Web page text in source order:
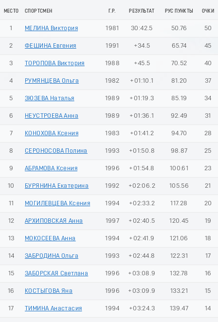
МЕСТО СПОРТСМЕН Г.Р. РЕЗУЛЬТАТ РУС ПУНКТЫ ОЧКИ
1 МЕЛИНА Виктория 1981 30:42.5 50.76 50
2 ФЕШИНА Евгения 1991 +34.5 65.74 45
3 ТОРОПОВА Виктория 1988 +45.5 70.52 40
4 РУМЯНЦЕВА Ольга 1982 +01:10.1 81.20 37
5 ЗЮЗЕВА Наталья 1989 +01:19.3 85.19 34
6 НЕУСТРОЕВА Анна 1989 +01:36.1 92.49 31
7 КОНОХОВА Ксения 1983 +01:41.2 94.70 28
8 СЕРОНОСОВА Полина 1993 +01:50.8 98.87 25
9 АБРАМОВА Ксения 1996 +01:54.8 100.61 23
10 БУРЯНИНА Екатерина 1992 +02:06.2 105.56 21
11 МОГИЛЕВЦЕВА Ксения 1994 +02:33.2 117.28 20
12 АРХИПОВСКАЯ Анна 1997 +02:40.5 120.45 19
13 МОКОСЕЕВА Анна 1994 +02:41.9 121.06 18
14 ЗАБРОДИНА Ольга 1993 +02:44.8 122.31 17
15 ЗАБОРСКАЯ Светлана 1996 +03:08.9 132.78 16
16 КОСТЫГОВА Яна 1996 +03:09.9 133.21 15
17 ТИМИНА Анастасия 1994 +03:24.3 139.47 14